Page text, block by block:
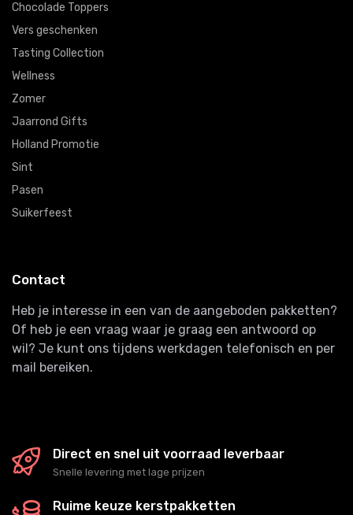
Chocolade Toppers
Vers geschenken
Tasting Collection
Wellness
Zomer
Jaarrond Gifts
Holland Promotie
Sint
Pasen
Suikerfeest
Contact
Heb je interesse in een van de aangeboden pakketten?
Of heb je een vraag waar je graag een antwoord op
wil? Je kunt ons tijdens werkdagen telefonisch en per
mail bereiken.
Direct en snel uit voorraad leverbaar
Snelle levering met lage prijzen
Ruime keuze kerstpakketten